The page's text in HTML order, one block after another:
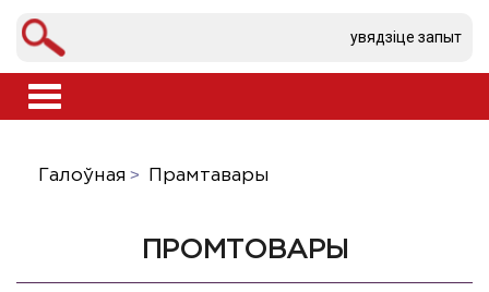
Toggle
navigation
Галоўная Прамтавары
ПРОМТОВАРЫ